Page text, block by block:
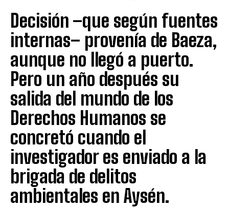
Decisión –que según fuentes
internas– provenía de Baeza,
aunque no llegó a puerto.
Pero un año después su
salida del mundo de los
Derechos Humanos se
concretó cuando el
investigador es enviado a la
brigada de delitos
ambientales en Aysén.